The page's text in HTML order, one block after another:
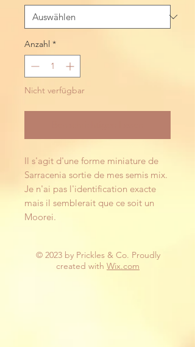
Anzahl *
Nicht verfügbar
Il s'agit d'une forme miniature de
Sarracenia sortie de mes semis mix.
Je n'ai pas l'identification exacte
mais il semblerait que ce soit un
Moorei.
© 2023 by Prickles & Co. Proudly
created with Wix.com